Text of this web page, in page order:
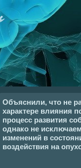
Объяснили, что не
характере влияния
процесс развития
однако не
изменений в
воздействия на